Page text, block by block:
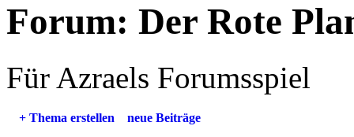
Forum: Der Rote
Für Azraels Forumsspiel
+ Thema erstellen neue Beiträge